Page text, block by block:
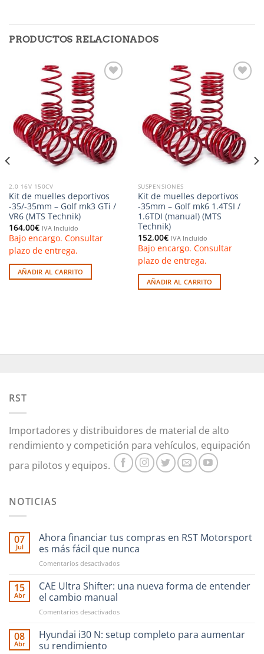
PRODUCTOS RELACIONADOS
2.0 16V 150CV
Kit de muelles deportivos
-35/-35mm – Golf mk3 GTi /
VR6 (MTS Technik)
164,00€ IVA Incluido
Bajo encargo. Consultar
plazo de entrega.
AÑADIR AL CARRITO
SUSPENSIONES
Kit de muelles deportivos
-35mm – Golf mk6 1.4TSI /
1.6TDI (manual) (MTS
Technik)
152,00€ IVA Incluido
Bajo encargo. Consultar
plazo de entrega.
AÑADIR AL CARRITO
RST
Importadores y distribuidores de material de alto
rendimiento y competición para vehículos, equipación
para pilotos y equipos.
NOTICIAS
07
Jul
Ahora financiar tus compras en RST Motorsport
es más fácil que nunca
Comentarios desactivadosen
financiar
en
Motorsport
15
Abr
CAE Ultra Shifter: una nueva forma de entender
el cambio manual
Comentarios desactivadosen
Ultra
Shifter:
08
Abr
Hyundai i30 N: setup completo para aumentar
su rendimiento